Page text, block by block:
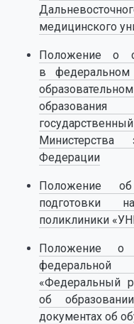
медицинского
Положение о
в федеральном
Министерства
Федерации
Положение об
подготовки
поликлиники
Положение о
федеральной
«Федеральный
об
документах об